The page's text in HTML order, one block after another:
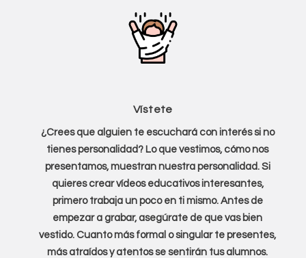
Vístete
¿Crees que alguien te escuchará con interés si no
tienes personalidad? Lo que vestimos, cómo nos
presentamos, muestran nuestra personalidad. Si
quieres crear vídeos educativos interesantes,
primero trabaja un poco en ti mismo. Antes de
empezar a grabar, asegúrate de que vas bien
vestido. Cuanto más formal o singular te presentes,
más atraídos y atentos se sentirán tus alumnos.